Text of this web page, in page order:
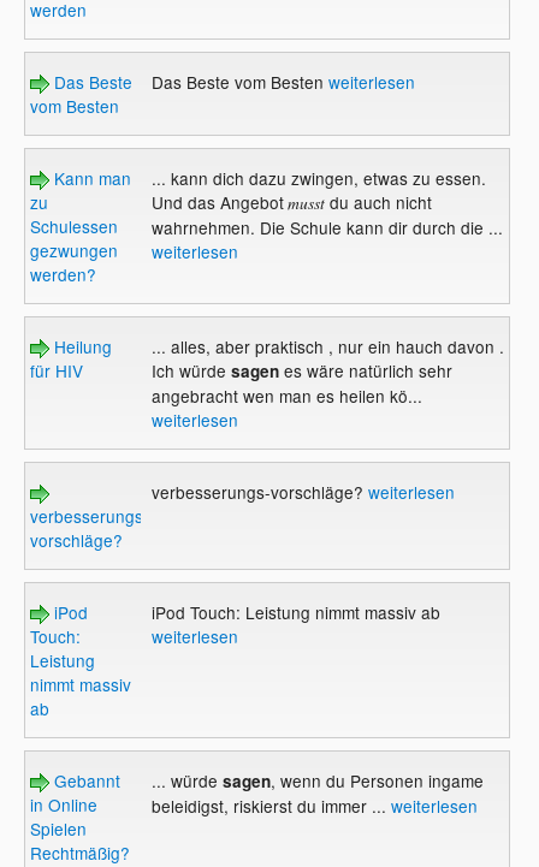
werden
Das Beste
vom Besten
Das Beste vom Besten weiterlesen
Kann man
zu
Schulessen
gezwungen
werden?
... kann dich dazu zwingen, etwas zu essen.
Und das Angebotmusstdu auch nicht
wahrnehmen. Die Schule kann dir durch die ...
weiterlesen
Heilung
für HIV
... alles, aber praktisch , nur ein hauch davon .
Ich würde sagenes wäre natürlich sehr
angebracht wen man es heilen kö...
weiterlesen
verbesserungs-
vorschläge?
verbesserungs-vorschläge? weiterlesen
iPod
Touch:
Leistung
nimmt massiv
ab
iPod Touch: Leistung nimmt massiv ab
weiterlesen
Gebannt
in Online
Spielen
Rechtmäßig?
... würde sagen, wenn du Personen ingame
beleidigst, riskierst du immer ... weiterlesen